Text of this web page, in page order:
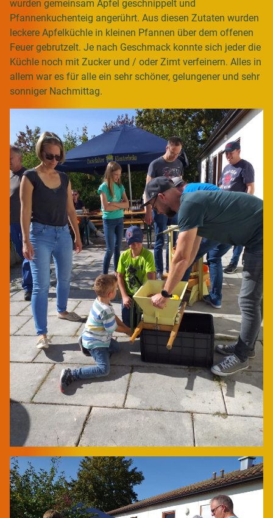
wurden gemeinsam Äpfel geschnippelt und
Pfannenkuchenteig angerührt. Aus diesen Zutaten wurden
leckere Apfelküchle in kleinen Pfannen über dem offenen
Feuer gebrutzelt. Je nach Geschmack konnte sich jeder die
Küchle noch mit Zucker und / oder Zimt verfeinern. Alles in
allem war es für alle ein sehr schöner, gelungener und sehr
sonniger Nachmittag.